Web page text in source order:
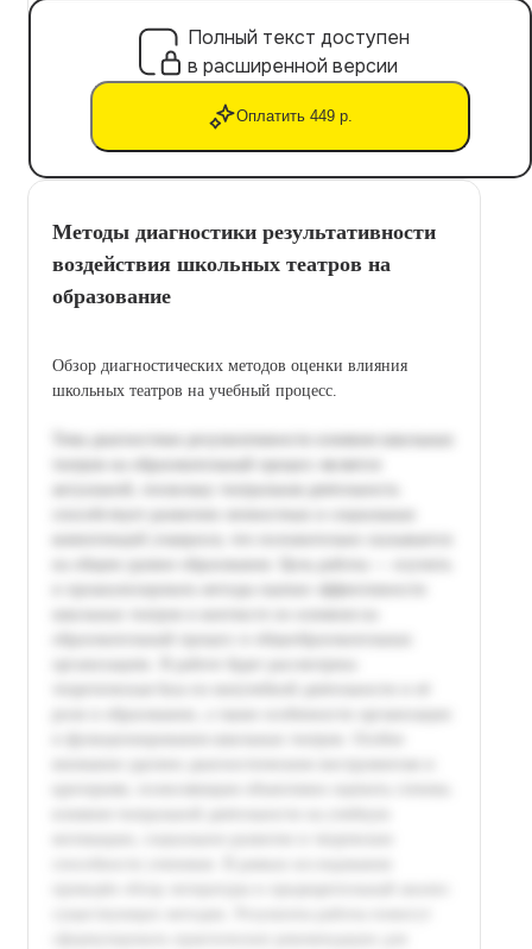
Полный текст доступен
в расширенной версии
Оплатить 449 р.
Методы диагностики результативности
воздействия школьных театров на
образование
Обзор диагностических методов оценки влияния
школьных театров на учебный процесс.